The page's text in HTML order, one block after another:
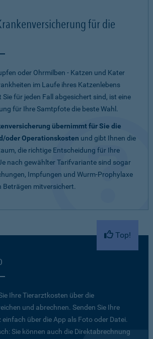
für die
oder Ohrmilben - Katzen und Kater
im Laufe ihres Katzenlebens
Sie für jeden Fall abgesichert sind, ist eine
für Ihre Samtpfote die beste Wahl.
übernimmt für Sie die
oder Operationskosten und gibt Ihnen die
die richtige Entscheidung für Ihre
nach gewählter Tarifvariante sind sogar
Impfungen und Wurm-Prophylaxe
Beträgen mitversichert.
Top!
Ihre Tierarztkosten über die
und abrechnen. Senden Sie Ihre
über die App als Foto oder Datei.
Sie können auch die Direktabrechnung